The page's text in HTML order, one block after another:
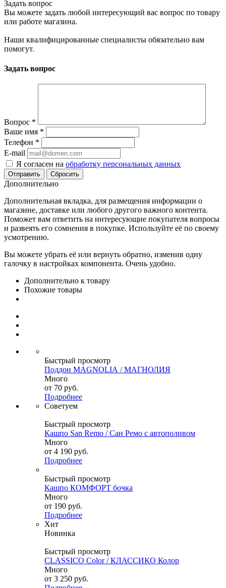
Задать вопрос
Вы можете задать любой интересующий вас вопрос по товару
или работе магазина.
Наши квалифицированные специалисты обязательно вам
помогут.
Задать вопрос
Вопрос *
Ваше имя *
Телефон *
E-mail
Я согласен на обработку персональных данных
Сбросить
Дополнительно
Дополнительная вкладка, для размещения информации о
магазине, доставке или любого другого важного контента.
Поможет вам ответить на интересующие покупателя вопросы
и развеять его сомнения в покупке. Используйте её по своему
усмотрению.
Вы можете убрать её или вернуть обратно, изменив одну
галочку в настройках компонента. Очень удобно.
Дополнительно к товару
Похожие товары
Быстрый просмотр
Поддон MAGNOLIА / МАГНОЛИЯ
Много
от 70 руб.
Подробнее
Советуем
Быстрый просмотр
Кашпо San Remo / Сан Ремо с автополивом
Много
от 4 190 руб.
Подробнее
Быстрый просмотр
Кашпо КОМФОРТ бочка
Много
от 190 руб.
Подробнее
Хит
Новинка
Быстрый просмотр
CLASSICO Color / КЛАССИКО Колор
Много
от 3 250 руб.